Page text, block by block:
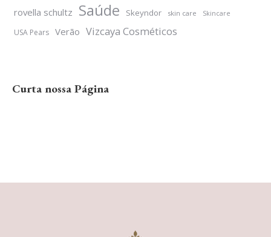
rovella schultz Saúde Skeyndor skin care Skincare
USA Pears Verão Vizcaya Cosméticos
Curta nossa Página